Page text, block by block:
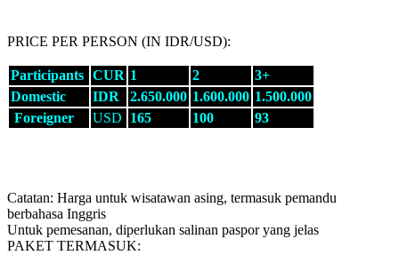
PRICE PER PERSON (IN IDR/USD):
Participants CUR 1 2
3+
Domestic
IDR 2.650.000 1.600.000 1.500.000
Foreigner
USD 165 100 93
Catatan: Harga untuk wisatawan asing, termasuk pemandu
berbahasa Inggris
Untuk pemesanan, diperlukan salinan paspor yang jelas
PAKET TERMASUK: